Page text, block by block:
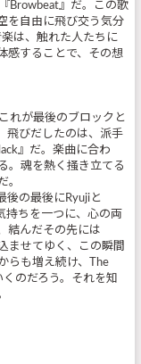
Browbeat』だ。この歌
を自由に飛び交う気分
は、触れた人たちに
感することで、その想
れが最後のブロックと
飛びだしたのは、派手
』だ。楽曲に合わ
。魂を熱く掻き立てる
。
後の最後にRyujiと
持ちを一つに、心の両
結んだその先には
ませてゆく、この瞬間
らも増え続け、The
のだろう。それを知